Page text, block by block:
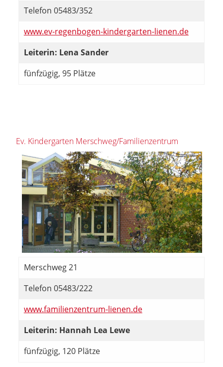
Telefon 05483/352
www.ev-regenbogen-kindergarten-lienen.de
Leiterin: Lena Sander
fünfzügig, 95 Plätze
Ev. Kindergarten Merschweg/Familienzentrum
Merschweg 21
Telefon 05483/222
www.familienzentrum-lienen.de
Leiterin: Hannah Lea Lewe
fünfzügig, 120 Plätze